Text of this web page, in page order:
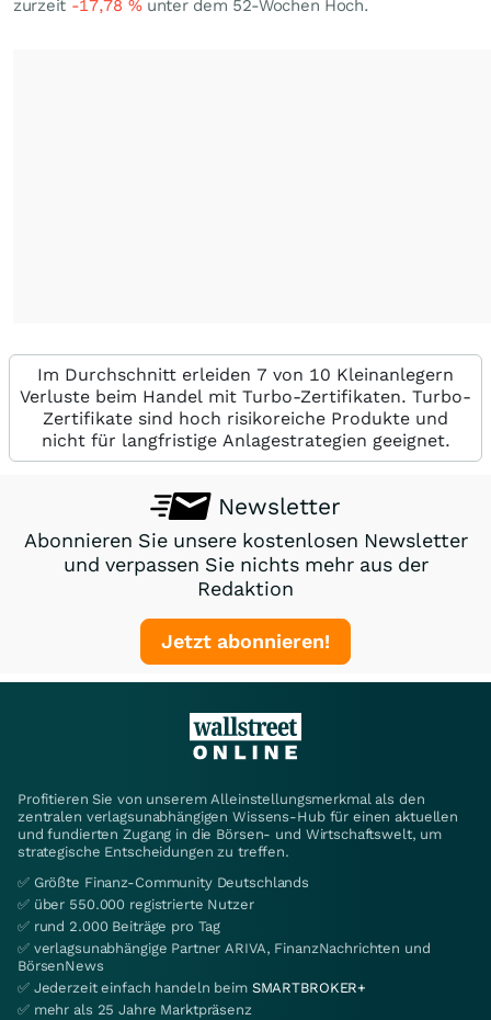
zurzeit -17,78 %unter dem 52-Wochen Hoch.
Im Durchschnitt erleiden 7 von 10 Kleinanlegern
Verluste beim Handel mit Turbo-Zertifikaten. Turbo-
Zertifikate sind hoch risikoreiche Produkte und
nicht für langfristige Anlagestrategien geeignet.
Newsletter
Abonnieren Sie unsere kostenlosen Newsletter
und verpassen Sie nichts mehr aus der
Redaktion
Jetzt abonnieren!
Profitieren Sie von unserem Alleinstellungsmerkmal als den
zentralen verlagsunabhängigen Wissens-Hub für einen aktuellen
und fundierten Zugang in die Börsen- und Wirtschaftswelt, um
strategische Entscheidungen zu treffen.
✅ Größte Finanz-Community Deutschlands
✅ über 550.000 registrierte Nutzer
✅ rund 2.000 Beiträge pro Tag
✅ verlagsunabhängige Partner ARIVA, FinanzNachrichten und
BörsenNews
✅ Jederzeit einfach handeln beim SMARTBROKER+
✅ mehr als 25 Jahre Marktpräsenz